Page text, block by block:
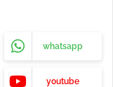
whatsapp
youtube